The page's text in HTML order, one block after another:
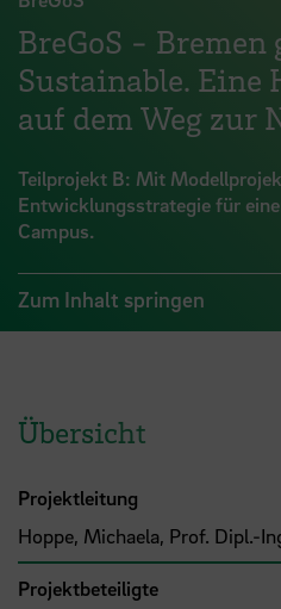
BreGoS - Bremen
Sustainable. Eine
auf dem Weg zur
Teilprojekt B: Mit
Entwicklungsstrategie für
Campus.
Zum Inhalt springen
Übersicht
Projektleitung
Hoppe, Michaela, Prof. Dipl.-
Projektbeteiligte